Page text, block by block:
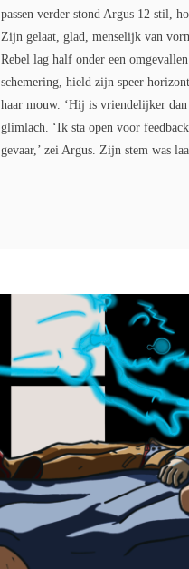
passen verder stond Argus 12 stil,
Zijn gelaat, glad, menselijk van
Rebel lag half onder een
schemering, hield zijn speer
haar mouw. ‘Hij is vriendelijker dan
glimlach. ‘Ik sta open voor
gevaar,’ zei Argus. Zijn stem was